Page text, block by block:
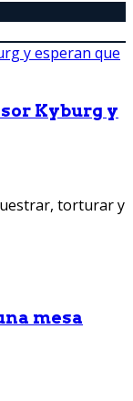
Kyburg y
torturar y
mesa